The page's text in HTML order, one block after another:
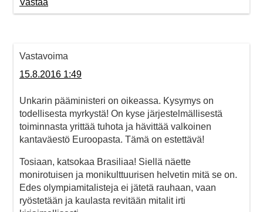
Vastavoima
15.8.2016 1:49
Unkarin pääministeri on oikeassa. Kysymys on
todellisesta myrkystä! On kyse järjestelmällisestä
toiminnasta yrittää tuhota ja hävittää valkoinen
kantaväestö Euroopasta. Tämä on estettävä!
Tosiaan, katsokaa Brasiliaa! Siellä näette
monirotuisen ja monikulttuurisen helvetin mitä se on.
Edes olympiamitalisteja ei jätetä rauhaan, vaan
ryöstetään ja kaulasta revitään mitalit irti